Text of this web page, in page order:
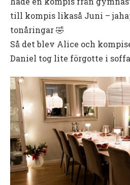
till kompis likaså Juni –
tonåringar 🤣
Så det blev Alice och
Daniel tog lite förgotte i